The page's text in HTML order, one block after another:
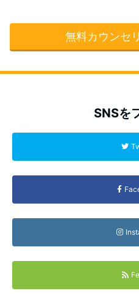
無料カウンセ
SNSを